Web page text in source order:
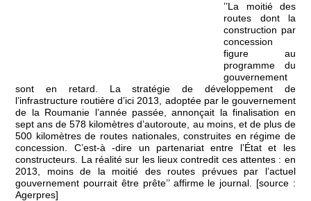
’’La moitié des
routes dont la
construction par
concession
figure au
programme du
gouvernement
sont en retard. La stratégie de développement de
l’infrastructure routière d’ici 2013, adoptée par le gouvernement
de la Roumanie l’année passée, annonçait la finalisation en
sept ans de 578 kilomètres d’autoroute, au moins, et de plus de
500 kilomètres de routes nationales, construites en régime de
concession. C’est-à -dire un partenariat entre l’État et les
constructeurs. La réalité sur les lieux contredit ces attentes : en
2013, moins de la moitié des routes prévues par l’actuel
gouvernement pourrait être prête’’ affirme le journal. [source :
Agerpres]